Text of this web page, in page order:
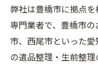
弊社は豊橋市に拠点
専門業者で、豊橋市
市、西尾市といった
の遺品整理・生前整